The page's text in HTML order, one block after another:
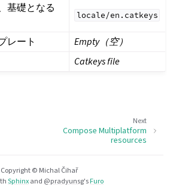
基礎となる
locale/en.catkeys
レート
Empty（空）
Catkeys file
Next
Compose Multiplatform
resources
Copyright © Michal Čihař
Sphinxand @pradyunsg'sFuro